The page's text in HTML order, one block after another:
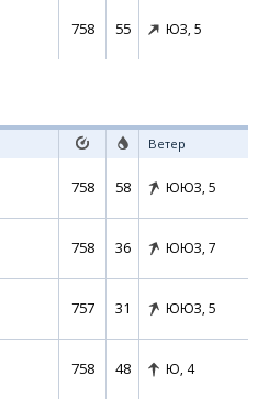
758 55 ЮЗ, 5
Ветер
758 58 ЮЮЗ, 5
758 36 ЮЮЗ, 7
757 31 ЮЮЗ, 5
758 48 Ю, 4